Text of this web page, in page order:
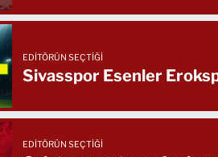
EDITÖRÜN SEÇTIĞI
Sivasspor Esenler
EDITÖRÜN SEÇTIĞI